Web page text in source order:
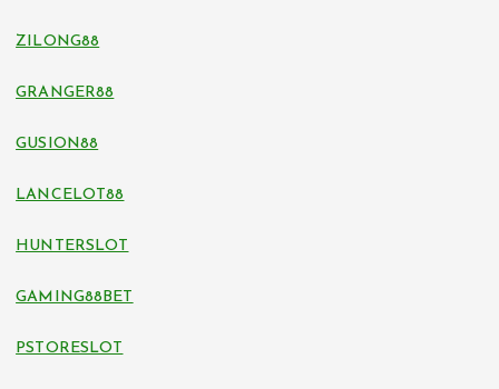
ZILONG88
GRANGER88
GUSION88
LANCELOT88
HUNTERSLOT
GAMING88BET
PSTORESLOT